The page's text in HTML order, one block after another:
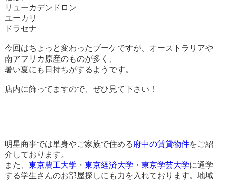
リューカデンドロン
ユーカリ
ドラセナ
今回はちょっと変わったブーケですが、オーストラリアや
南アフリカ原産のものが多く、
暑い夏にも日持ちがするようです。
店内に飾ってますので、ぜひ見て下さい！
明星商事では単身やご家族で住める 府中の賃貸物件をご紹
介しております。
また、 東京農工大学 ・ 東京経済大学 ・ 東京学芸大学に通学
する学生さんのお部屋探しにも力を入れております。地域